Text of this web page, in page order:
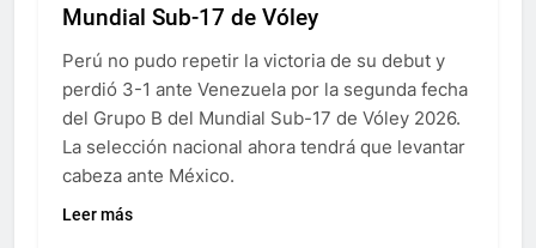
Mundial Sub-17 de Vóley
Perú no pudo repetir la victoria de su debut y
perdió 3-1 ante Venezuela por la segunda fecha
del Grupo B del Mundial Sub-17 de Vóley 2026.
La selección nacional ahora tendrá que levantar
cabeza ante México.
Leer más